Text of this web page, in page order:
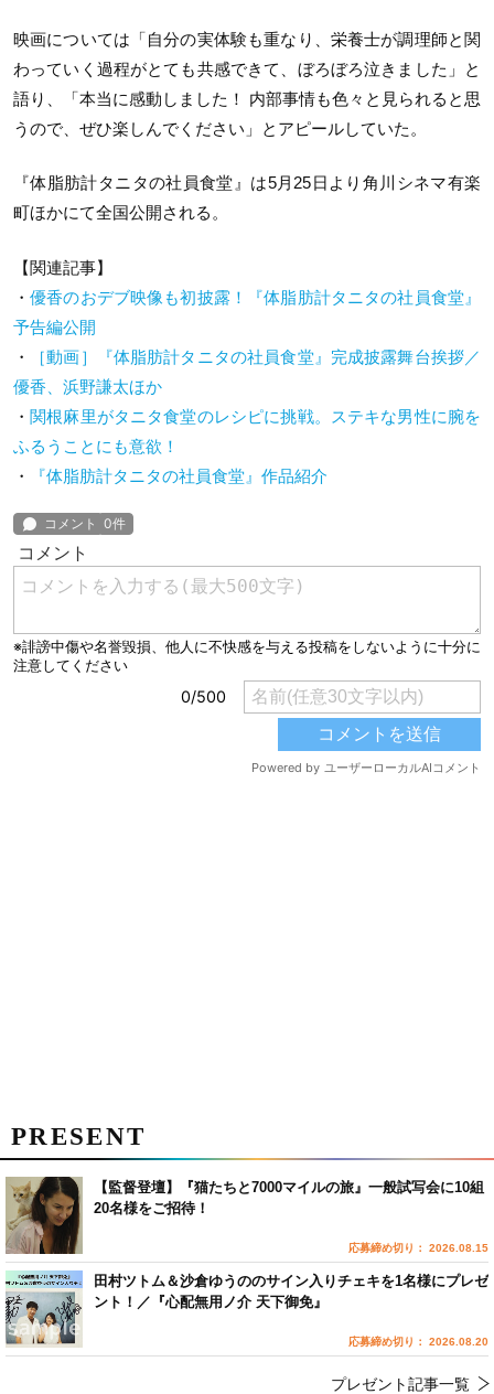
映画については「自分の実体験も重なり、栄養士が調理師と関
わっていく過程がとても共感できて、ぼろぼろ泣きました」と
語り、「本当に感動しました！ 内部事情も色々と見られると思
うので、ぜひ楽しんでください」とアピールしていた。
『体脂肪計タニタの社員食堂』は5月25日より角川シネマ有楽
町ほかにて全国公開される。
【関連記事】
・優香のおデブ映像も初披露！『体脂肪計タニタの社員食堂』
予告編公開
・
［動画］『体脂肪計タニタの社員食堂』完成披露舞台挨拶／
優香、浜野謙太ほか
・ 関根麻里がタニタ食堂のレシピに挑戦。ステキな男性に腕を
ふるうことにも意欲！
・
『体脂肪計タニタの社員食堂』作品紹介
PRESENT
【監督登壇】『猫たちと7000マイルの旅』一般試写会に10組
20名様をご招待！
応募締め切り： 2026.08.15
田村ツトム＆沙倉ゆうののサイン入りチェキを1名様にプレゼ
ント！／『心配無用ノ介 天下御免』
応募締め切り： 2026.08.20
プレゼント記事一覧